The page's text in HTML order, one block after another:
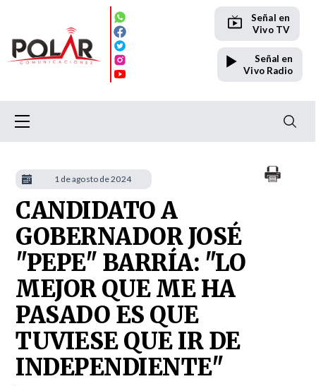
Señal en
Vivo TV
Señal en
Vivo Radio
CANDIDATO A
GOBERNADOR JOSÉ
"PEPE" BARRÍA: "LO
MEJOR QUE ME HA
PASADO ES QUE
TUVIESE QUE IR DE
INDEPENDIENTE"
1 de agosto de 2024